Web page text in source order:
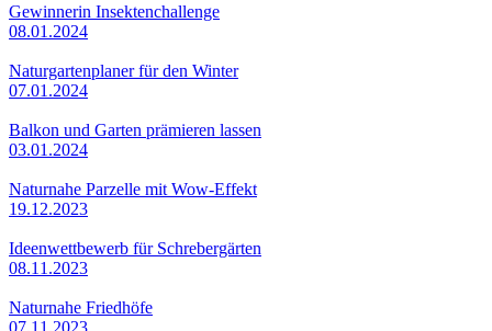
Gewinnerin Insektenchallenge
08.01.2024
Naturgartenplaner für den Winter
07.01.2024
Balkon und Garten prämieren lassen
03.01.2024
Naturnahe Parzelle mit Wow-Effekt
19.12.2023
Ideenwettbewerb für Schrebergärten
08.11.2023
Naturnahe Friedhöfe
07.11.2023